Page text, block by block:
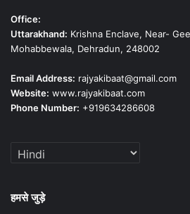
Office:
Uttarakhand: Krishna Enclave, Near-
Mohabbewala, Dehradun, 248002
Email Address: rajyakibaat@gmail.com
Website: www.rajyakibaat.com
Phone Number: +919634286608
हमसे जुड़े